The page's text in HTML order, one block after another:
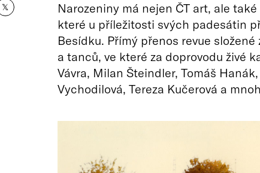
𝕏
Narozeniny má nejen ČT art, ale
které u příležitosti svých padesátin
Besídku. Přímý přenos revue
a tanců, ve které za doprovodu živé
Vávra, Milan Šteindler, Tomáš
Vychodilová, Tereza Kučerová a